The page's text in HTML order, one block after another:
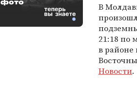
В
21:18 по
в районе
Новости.
фото